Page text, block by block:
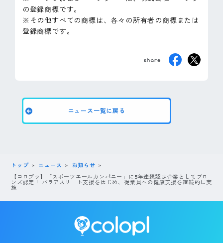
の登録商標です。
※その他すべての商標は、各々の所有者の商標または
登録商標です。
ニュース一覧に戻る
トップ ニュース
お知らせ
【コロプラ】「スポーツエールカンパニー」に5年連続認定企業としてブロ
ンズ認定！ パラアスリート支援をはじめ、従業員への健康支援を継続的に実
施